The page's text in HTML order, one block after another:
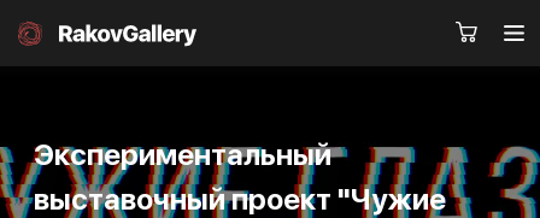
Москва
Экспериментальный
выставочный проект "Чужие